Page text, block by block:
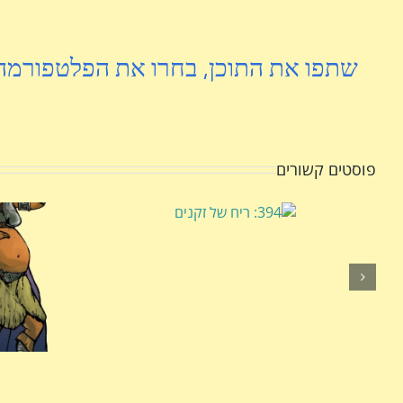
שתפו את התוכן, בחרו את
פוסטים קשורים